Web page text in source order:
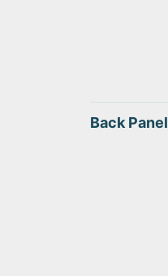
Back Panel